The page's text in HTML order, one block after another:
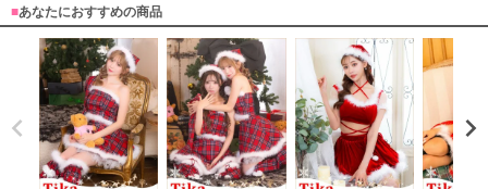
■あなたにおすすめの商品